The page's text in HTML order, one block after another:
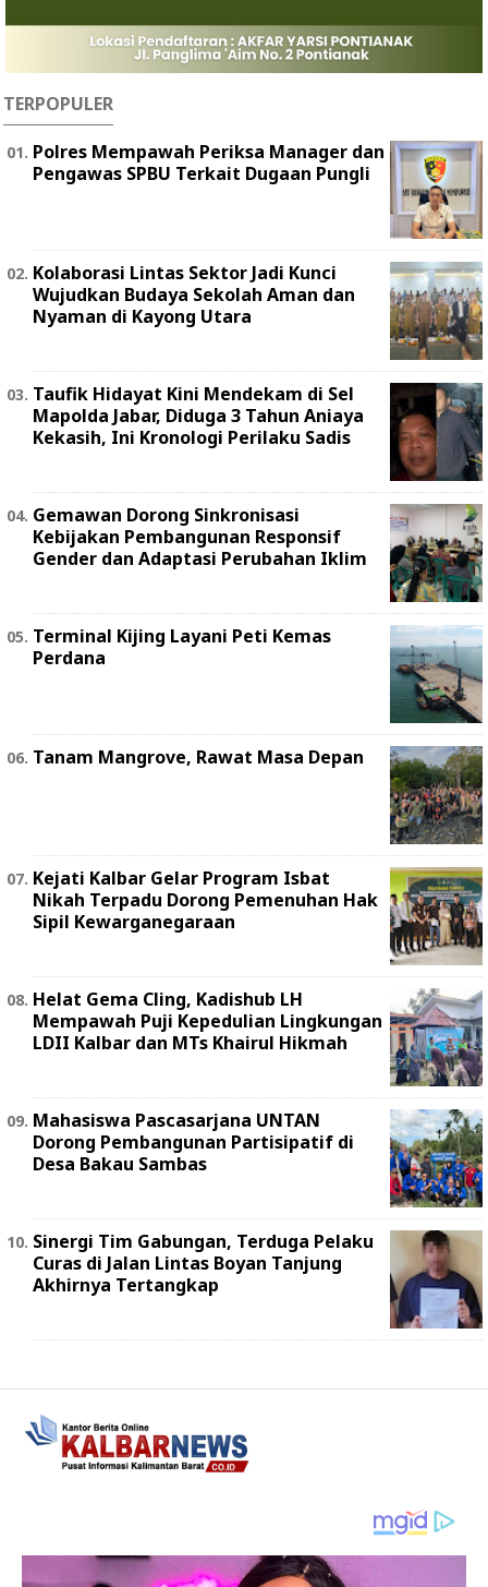
TERPOPULER
Polres Mempawah Periksa Manager dan
Pengawas SPBU Terkait Dugaan Pungli
Kolaborasi Lintas Sektor Jadi Kunci
Wujudkan Budaya Sekolah Aman dan
Nyaman di Kayong Utara
Taufik Hidayat Kini Mendekam di Sel
Mapolda Jabar, Diduga 3 Tahun Aniaya
Kekasih, Ini Kronologi Perilaku Sadis
Gemawan Dorong Sinkronisasi
Kebijakan Pembangunan Responsif
Gender dan Adaptasi Perubahan Iklim
Terminal Kijing Layani Peti Kemas
Perdana
Tanam Mangrove, Rawat Masa Depan
Kejati Kalbar Gelar Program Isbat
Nikah Terpadu Dorong Pemenuhan Hak
Sipil Kewarganegaraan
Helat Gema Cling, Kadishub LH
Mempawah Puji Kepedulian Lingkungan
LDII Kalbar dan MTs Khairul Hikmah
Mahasiswa Pascasarjana UNTAN
Dorong Pembangunan Partisipatif di
Desa Bakau Sambas
Sinergi Tim Gabungan, Terduga Pelaku
Curas di Jalan Lintas Boyan Tanjung
Akhirnya Tertangkap